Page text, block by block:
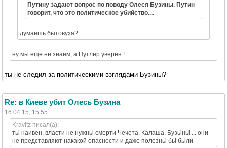
Путину задают вопрос по поводу Олеся Бузины. Путин
говорит, что это политическое убийство....
думаешь бытовуха?
ну мьі еще не знаем, а Путлер уверен !
ты не следил за политическими взглядами Бузины?
Re: в Киеве убит Олесь Бузина
16.04.15, 15:55
Kravitz писал(а):
тьі наивен, власти не нужньі смерти Чечета, Калаша, Бузьіньі ... они
не представляют накакой опасности и даже полезньі бьі бьіли